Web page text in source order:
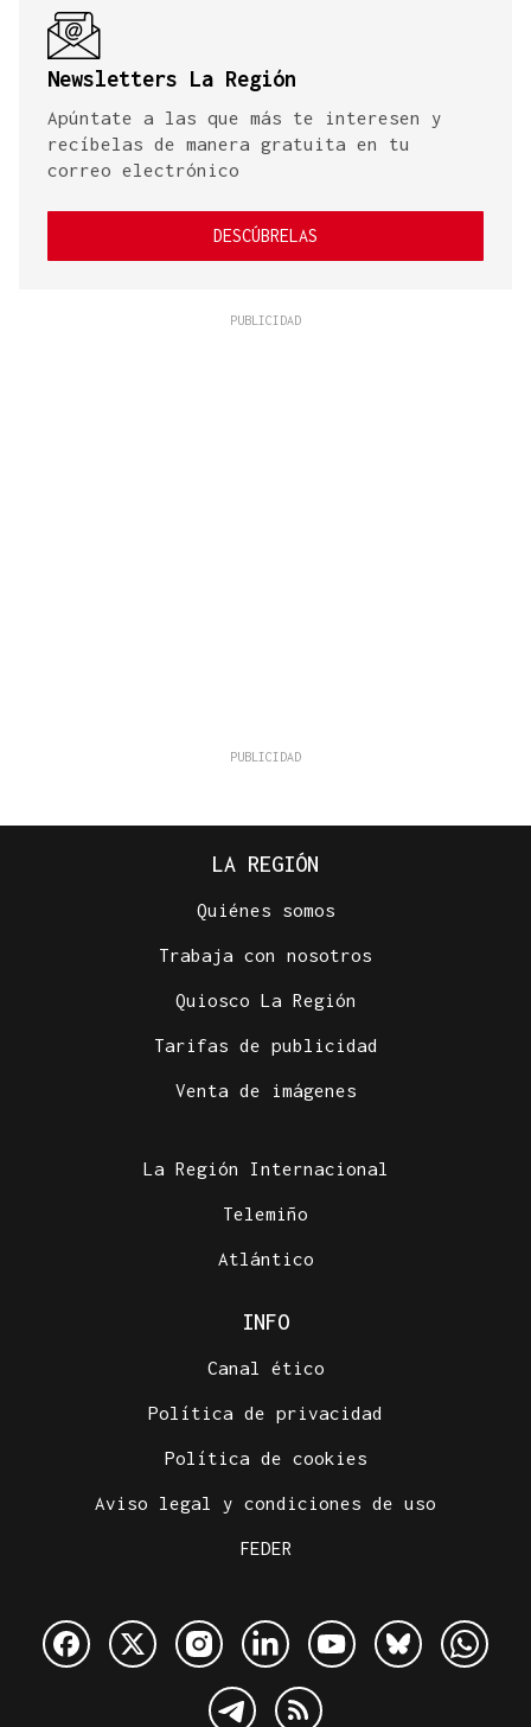
Newsletters La Región
Apúntate a las que más te interesen y
recíbelas de manera gratuita en tu
correo electrónico
DESCÚBRELAS
LA REGIÓN
Quiénes somos
Trabaja con nosotros
Quiosco La Región
Tarifas de publicidad
Venta de imágenes
La Región Internacional
Telemiño
Atlántico
INFO
Canal ético
Política de privacidad
Política de cookies
Aviso legal y condiciones de uso
FEDER